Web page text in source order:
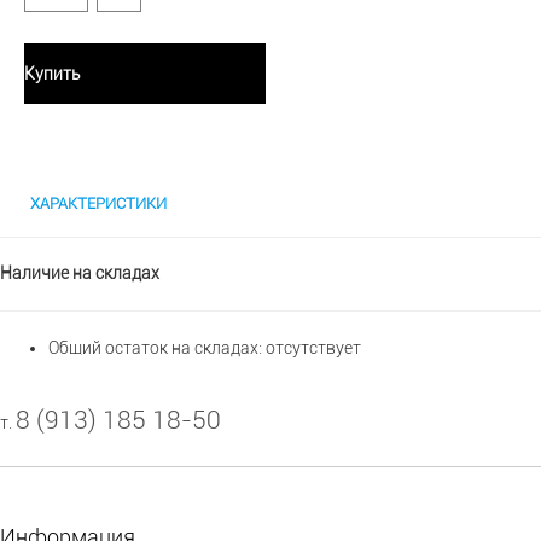
Купить
ХАРАКТЕРИСТИКИ
Наличие на складах
Общий остаток на складах: отсутствует
т. 8 (913) 185 18-50